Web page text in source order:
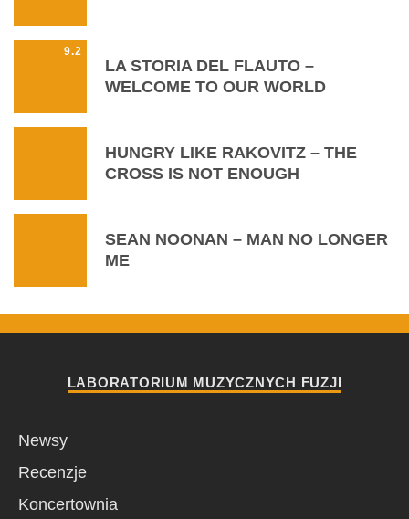
9.2
LA STORIA DEL FLAUTO –
WELCOME TO OUR WORLD
HUNGRY LIKE RAKOVITZ – THE
CROSS IS NOT ENOUGH
SEAN NOONAN – MAN NO LONGER
ME
LABORATORIUM MUZYCZNYCH FUZJI
Newsy
Recenzje
Koncertownia